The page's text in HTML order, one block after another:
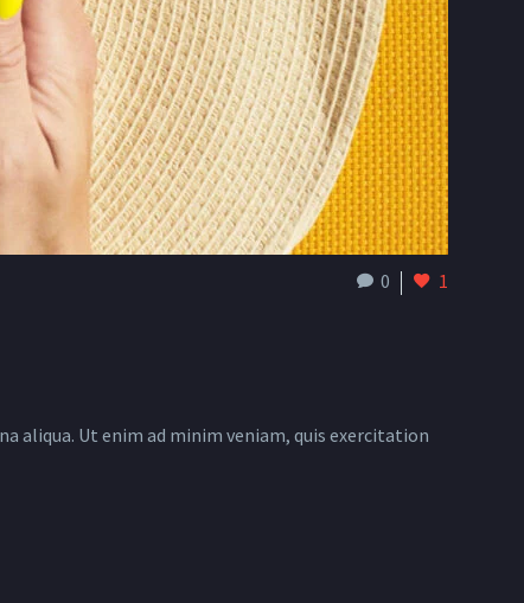
0 1
aliqua. Ut enim ad minim veniam, quis exercitation